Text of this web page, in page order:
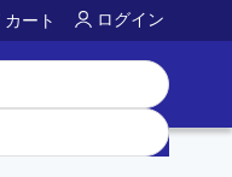
カート ログイン